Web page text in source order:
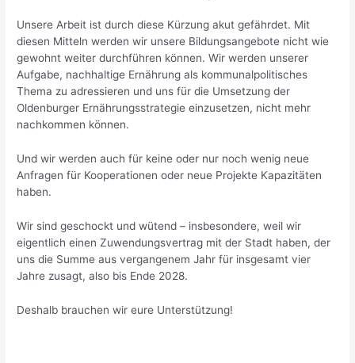
Unsere Arbeit ist durch diese Kürzung akut gefährdet. Mit
diesen Mitteln werden wir unsere Bildungsangebote nicht wie
gewohnt weiter durchführen können. Wir werden unserer
Aufgabe, nachhaltige Ernährung als kommunalpolitisches
Thema zu adressieren und uns für die Umsetzung der
Oldenburger Ernährungsstrategie einzusetzen, nicht mehr
nachkommen können.
Und wir werden auch für keine oder nur noch wenig neue
Anfragen für Kooperationen oder neue Projekte Kapazitäten
haben.
Wir sind geschockt und wütend – insbesondere, weil wir
eigentlich einen Zuwendungsvertrag mit der Stadt haben, der
uns die Summe aus vergangenem Jahr für insgesamt vier
Jahre zusagt, also bis Ende 2028.
Deshalb brauchen wir eure Unterstützung!